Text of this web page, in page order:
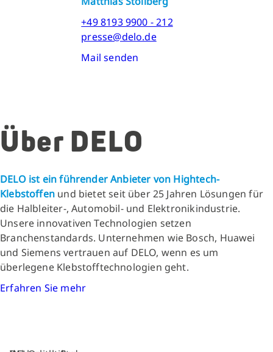
+49 8193 9900 - 212
presse@delo.de
Mail senden
Über DELO
DELO ist ein führender Anbieter von Hightech-
Klebstoffenund bietet seit über 25 Jahren Lösungen für
die Halbleiter-, Automobil- und Elektronikindustrie.
Unsere innovativen Technologien setzen
Branchenstandards. Unternehmen wie Bosch, Huawei
und Siemens vertrauen auf DELO, wenn es um
überlegene Klebstofftechnologien geht.
Erfahren Sie mehr